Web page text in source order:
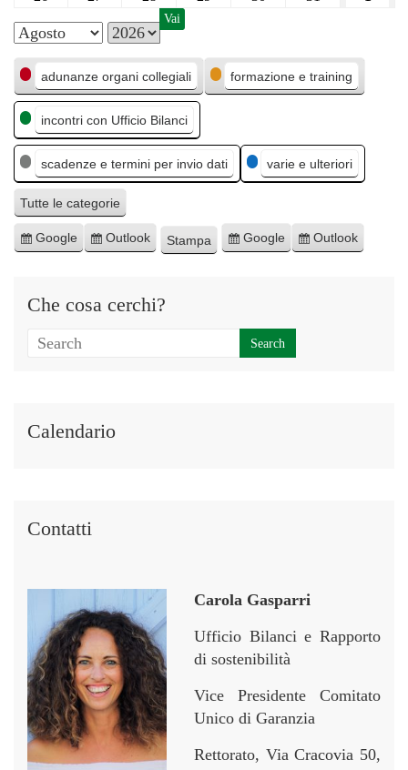
M
e
s
e
A
n
n
o
C
a
e
g
o
r
i
adunanze organi collegiali formazione e training
incontri con Ufficio Bilanci
scadenze e termini per invio dati varie e ulteriori
Tutte le categorie
I
r
v
n
Google
I
r
n
Outlook Stampa
M
E
t
a
Google
E
Outlook
Che cosa cerchi?
Calendario
Contatti
Carola Gasparri
Ufficio Bilanci e Rapporto
di sostenibilità
Vice Presidente Comitato
Unico di Garanzia
Rettorato, Via Cracovia 50,